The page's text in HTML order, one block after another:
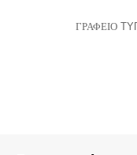
ΓΡΑΦΕΙΟ